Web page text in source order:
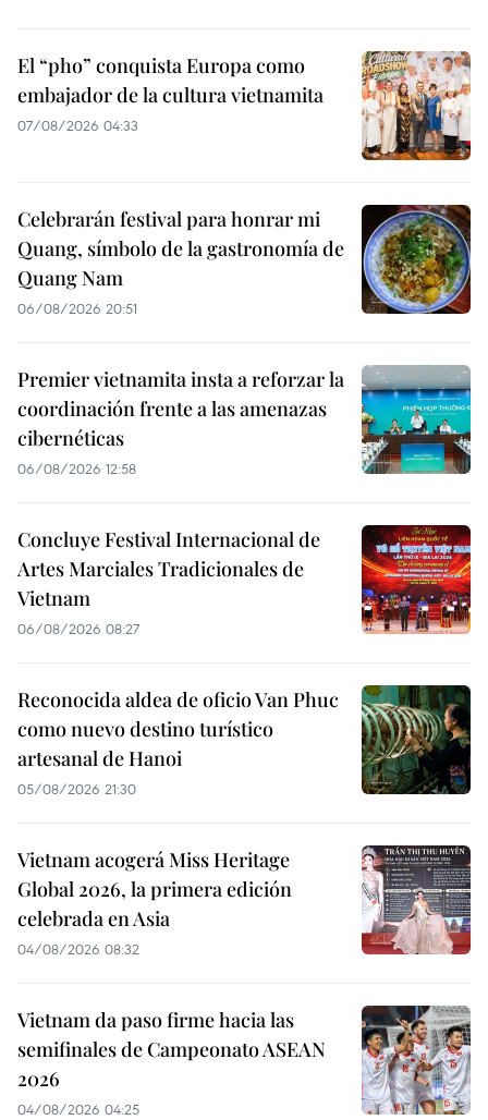
El “pho” conquista Europa como
embajador de la cultura vietnamita
07/08/2026 04:33
Celebrarán festival para honrar mi
Quang, símbolo de la gastronomía de
Quang Nam
06/08/2026 20:51
Premier vietnamita insta a reforzar la
coordinación frente a las amenazas
cibernéticas
06/08/2026 12:58
Concluye Festival Internacional de
Artes Marciales Tradicionales de
Vietnam
06/08/2026 08:27
Reconocida aldea de oficio Van Phuc
como nuevo destino turístico
artesanal de Hanoi
05/08/2026 21:30
Vietnam acogerá Miss Heritage
Global 2026, la primera edición
celebrada en Asia
04/08/2026 08:32
Vietnam da paso firme hacia las
semifinales de Campeonato ASEAN
2026
04/08/2026 04:25